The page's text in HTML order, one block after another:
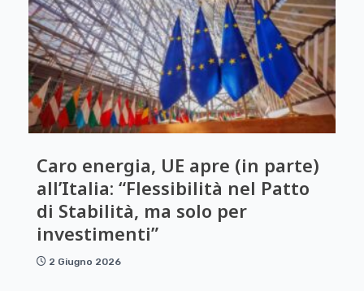
Caro energia, UE apre (in parte)
all’Italia: “Flessibilità nel Patto
di Stabilità, ma solo per
investimenti”
2 Giugno 2026